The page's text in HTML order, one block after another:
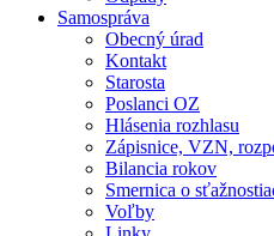
Samospráva
Obecný úrad
Kontakt
Starosta
Poslanci OZ
Hlásenia rozhlasu
Zápisnice, VZN,
Bilancia rokov
Smernica o
Voľby